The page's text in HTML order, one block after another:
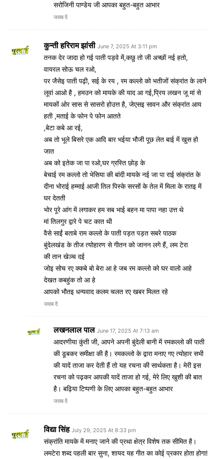
सरोजिनी पाण्डेय जी आपका बहुत-बहुत आभार
जवाब दें
कुन्ती हरिराम झांसी June 7, 2025 At 3:11 pm
तनक देर जादा हो गई पाती पड़वे में,कछु तो जी अच्छों नई हतो,
वायरल सोऊ चल रओ,
पर जैसेइ पाती पढ़ी, सई के रय , रम कल्लो को भतीजों संक्रांत के लाने
लूवां आओ है , हमउन को मायके की याद आ गई,प्रिय लखन जू मां से
मायकों ओर सास से सासरो होउत्त है, जेएसइ सावन और संक्रांत आय
हती ,मताई के फोन पे फोन आतते
,बेटा कबे आ रई,
अब तो भूले बिसरे एक आदि बार भईया भौजी पूछ लेत बाई में खुस हो
जात
अब को इतेक जा पा रओ,घर ग्रस्ति छोड़ के
बेचाई रम कल्लो तो भेसिया की बांदी मायके नई जा पा राई संक्रांत के
दीना भोराई हम्माई आजी तिल पिस्के सरसों के तेल में मिला के रातइ में
घर देतती
भोर पूरे आंग में लगाकर हम सब भाई बहन मा पापा नहा उत्त थे
मां तिलगुर द्वारे पे चट कात थी
वैसे साईं बताबे राम कल्लो के पाती पड़त पड़त सबरे पाठक
बुंदेलखंड के तीज त्योहारण से गीतन को जानन लगे हैं, लम टेरा
की तान खेञ्च दई
जोइ सोच रए क्कबे बो बेरा आ हे जब रम कल्लो को घर वालो आहे
देखत कबहुंक तो आ हे
आपको भौतइ धन्यवाद कलम चलत रए खबर मिलत रहे
जवाब दें
लखनलाल पाल June 17, 2025 At 7:13 am
आदरणीया कुंती जी, आपने अपनी बुंदेली बानी में रमकल्लो की पाती
की डूबकर समीक्षा की है। रमकल्लो के द्वारा मनाए गए त्योहार सभी
की यादें ताजा कर देती हैं तो यह रचना की सार्थकता है। मेरी इस
रचना को पढ़कर आपकी यादें ताजा हो गई, मेरे लिए खुशी की बात
है। बढ़िया टिप्पणी के लिए आपका बहुत-बहुत आभार
जवाब दें
विद्या सिंह July 29, 2025 At 8:33 pm
संक्रांति मायके में मनाए जाने की प्रथा क्षेत्र विशेष तक सीमित है।
लमटेरा शब्द पहली बार सुना, शायद यह गीत का कोई प्रकार होता होगा!